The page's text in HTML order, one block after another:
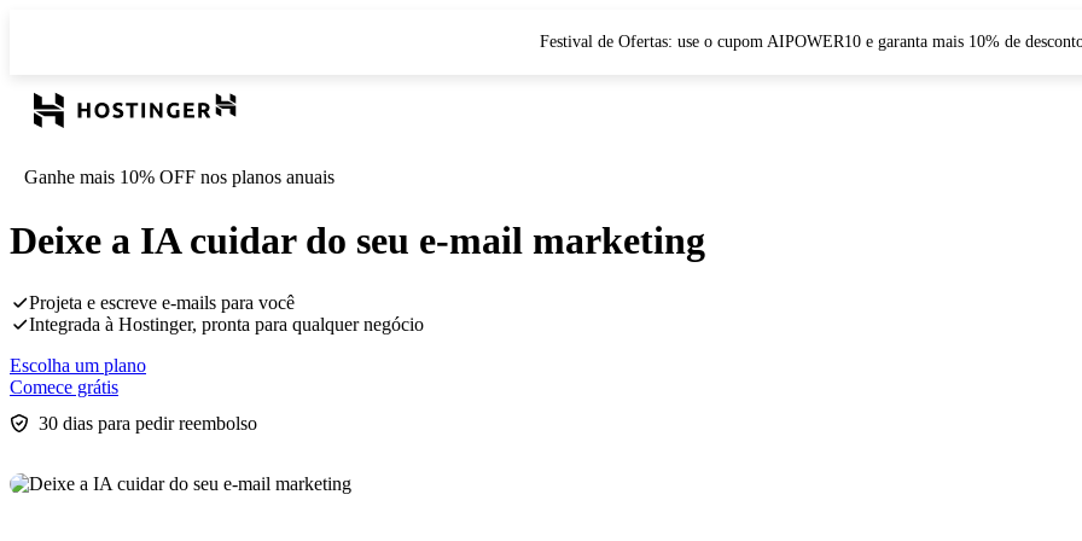
Festival de Ofertas: use o cupom AIPOWER10 e garanta mais 10% de
Ganhe mais 10% OFF nos planos anuais
Deixe a IA cuidar do seu e-mail marketing
Projeta e escreve e-mails para você
Integrada à Hostinger, pronta para qualquer negócio
Escolha um plano
Comece grátis
30 dias para pedir reembolso